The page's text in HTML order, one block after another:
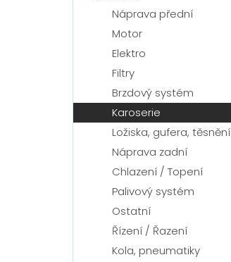
Náprava přední
Motor
Elektro
Filtry
Brzdový systém
Karoserie
Ložiska, gufera, těsnění
Náprava zadní
Chlazení / Topení
Palivový systém
Ostatní
Řízení / Řazení
Kola, pneumatiky